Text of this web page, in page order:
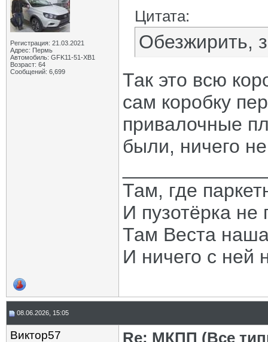
Регистрация: 21.03.2021
Адрес: Пермь
Автомобиль: GFK11-51-ХВ1
Возраст: 64
Сообщений: 6,699
Цитата:
Обезжирить,
Так это всю
сам коробку
привалочные
были, ничего
Там, где
И пузотёрка не
Там Веста
И ничего с ней
08.06.2026, 15:05
Виктор57 Re: МКПП (Все